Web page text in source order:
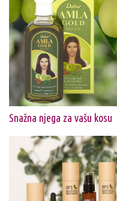
Snažna njega za vašu kosu